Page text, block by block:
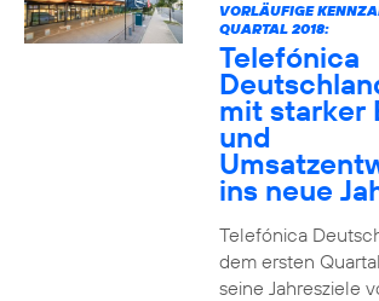
VORLÄUFIGE
QUARTAL 2018:
Telefónica
mit starker
und
ins neue
Telefónica
dem ersten
seine Jahresziele